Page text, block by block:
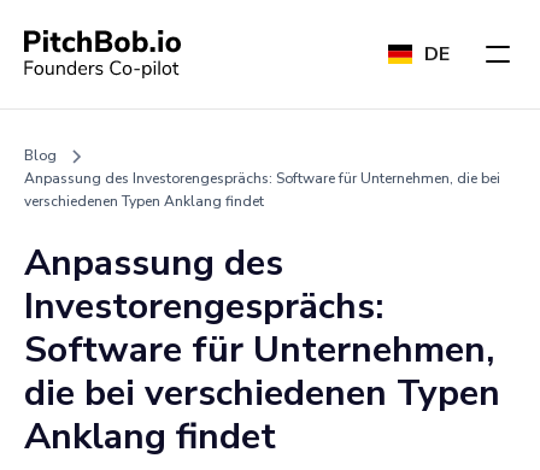
DE
Blog
Anpassung des Investorengesprächs: Software für Unternehmen, die bei
verschiedenen Typen Anklang findet
Anpassung des
Investorengesprächs:
Software für Unternehmen,
die bei verschiedenen Typen
Anklang findet